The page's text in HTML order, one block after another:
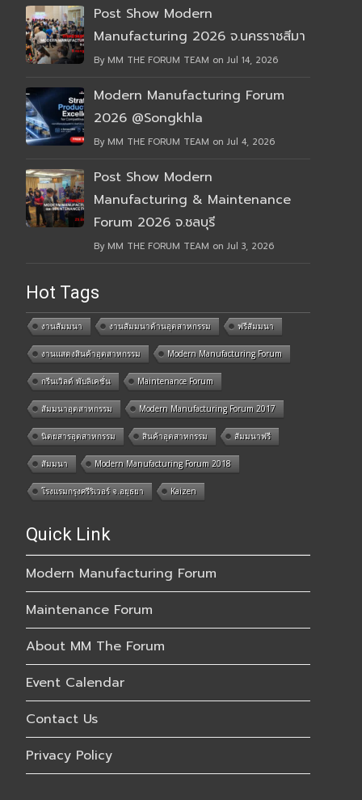
Post Show Modern
Manufacturing 2026 จ.นครราชสีมา
By MM THE FORUM TEAM on Jul 14, 2026
Modern Manufacturing Forum
2026 @Songkhla
By MM THE FORUM TEAM on Jul 4, 2026
Post Show Modern
Manufacturing & Maintenance
Forum 2026 จ.ชลบุรี
By MM THE FORUM TEAM on Jul 3, 2026
Hot Tags
งานสัมมนา งานสัมมนาด้านอุตสาหกรรม ฟรีสัมมนา
งานแสดงสินค้าอุตสาหกรรม Modern Manufacturing Forum
กรีนเวิลด์ พับลิเคชั่น Maintenance Forum
สัมมนาอุตสาหกรรม Modern Manufacturing Forum 2017
นิตยสารอุตสาหกรรม สินค้าอุตสาหกรรม สัมมนาฟรี
สัมมนา Modern Manufacturing Forum 2018
โรงแรมกรุงศรีริเวอร์ จ.อยุธยา Kaizen
Quick Link
Modern Manufacturing Forum
Maintenance Forum
About MM The Forum
Event Calendar
Contact Us
Privacy Policy